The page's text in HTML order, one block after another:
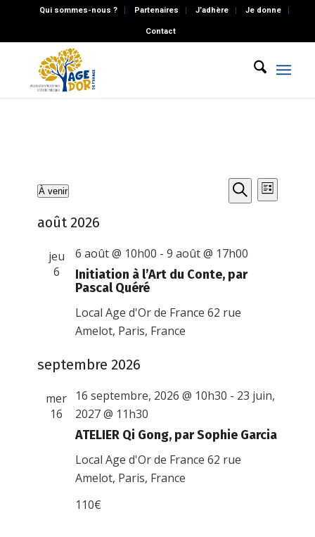
Qui sommes-nous ? Partenaires J’adhère Je donne
Contact
Évènements
et
de
vues
Recherche
de
Liste
À venir
une
août 2026
jeu
6
Initiation à l’Art du Conte, par
Pascal Quéré
6 août @ 10h00 -9 août @ 17h00
Local Age d'Or de France62 rue
Amelot, Paris, France
septembre 2026
mer
16
ATELIER Qi Gong, par Sophie Garcia
16 septembre, 2026 @ 10h30 - 23 juin,
2027 @ 11h30
Local Age d'Or de France62 rue
Amelot, Paris, France
110€